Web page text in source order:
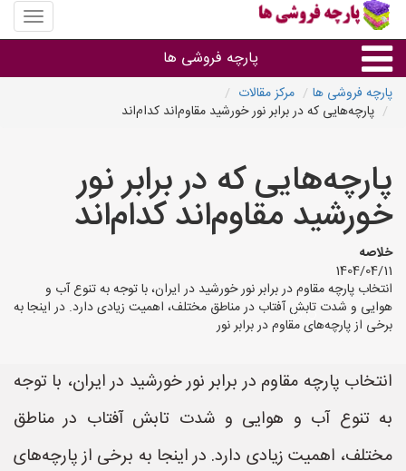
منوی
سایت
فروشی
پارچه فروشی ها
پارچه براساس جنس
پارچه براساس رنگ طرح و کاربرد
پارچه فروشی های هر شهر
پارچه فروشی ها
مرکز مقالات
پارچه‌هایی که در برابر نور خورشید مقاوم‌اند کدام‌اند
پارچه‌هایی که در برابر نور
خورشید مقاوم‌اند کدام‌اند
خلاصه
1404/04/11
انتخاب پارچه مقاوم در برابر نور خورشید در ایران، با توجه به تنوع آب و
هوایی و شدت تابش آفتاب در مناطق مختلف، اهمیت زیادی دارد. در اینجا به
برخی از پارچه‌های مقاوم در برابر نور
انتخاب پارچه مقاوم در برابر نور خورشید در ایران، با توجه
به تنوع آب و هوایی و شدت تابش آفتاب در مناطق
مختلف، اهمیت زیادی دارد. در اینجا به برخی از پارچه‌های